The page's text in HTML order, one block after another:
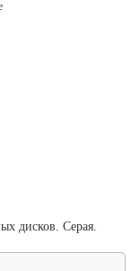
дисков. Серая.